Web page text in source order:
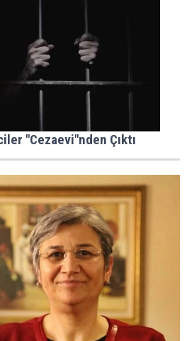
"Cezaevi"nden Çıktı